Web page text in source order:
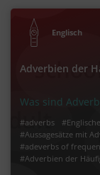
Englisch
Adverbien der
Was sind
#adverbs
#Aussagesätze mit
#adeverbs of
#Adverbien der